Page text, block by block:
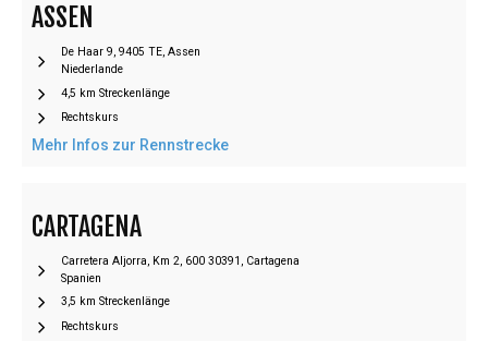
ASSEN
De Haar 9, 9405 TE, Assen
Niederlande
4,5 km Streckenlänge
Rechtskurs
Mehr Infos zur Rennstrecke
CARTAGENA
Carretera Aljorra, Km 2, 600 30391, Cartagena
Spanien
3,5 km Streckenlänge
Rechtskurs